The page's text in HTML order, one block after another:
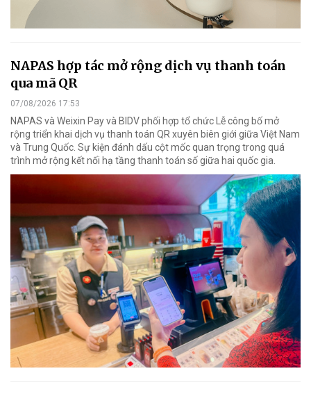
NAPAS hợp tác mở rộng dịch vụ thanh toán
qua mã QR
07/08/2026 17:53
NAPAS và Weixin Pay và BIDV phối hợp tổ chức Lễ công bố mở
rộng triển khai dịch vụ thanh toán QR xuyên biên giới giữa Việt Nam
và Trung Quốc. Sự kiện đánh dấu cột mốc quan trọng trong quá
trình mở rộng kết nối hạ tầng thanh toán số giữa hai quốc gia.